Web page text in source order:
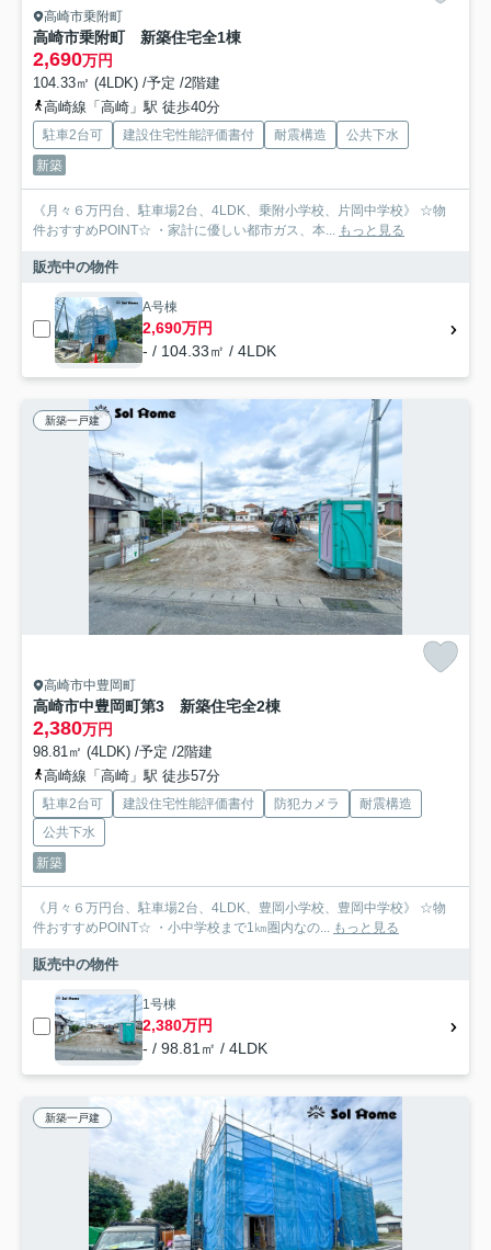
高崎市乗附町
高崎市乗附町 新築住宅全1棟
2,690万円
104.33㎡ (4LDK) /予定 /2階建
高崎線「高崎」駅 徒歩40分
駐車2台可 建設住宅性能評価書付 耐震構造
公共下水
新築
《月々６万円台、駐車場2台、4LDK、乗附小学校、片岡中学校》 ☆物
件おすすめPOINT☆ ・家計に優しい都市ガス、本...
もっと見る
販売中の物件
A号棟
2,690万円
- / 104.33㎡ / 4LDK
新築一戸建
高崎市中豊岡町
高崎市中豊岡町第3 新築住宅全2棟
2,380万円
98.81㎡ (4LDK) /予定 /2階建
高崎線「高崎」駅 徒歩57分
駐車2台可 建設住宅性能評価書付 防犯カメラ
耐震構造
公共下水
新築
《月々６万円台、駐車場2台、4LDK、豊岡小学校、豊岡中学校》 ☆物
件おすすめPOINT☆ ・小中学校まで1㎞圏内なの...
もっと見る
販売中の物件
1号棟
2,380万円
- / 98.81㎡ / 4LDK
新築一戸建